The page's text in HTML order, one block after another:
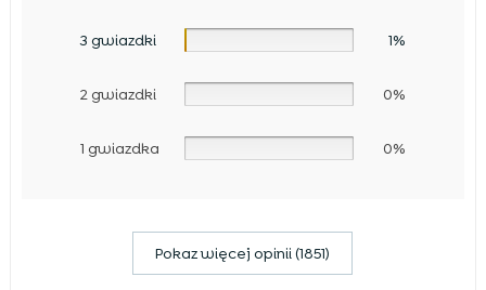
3 gwiazdki 1%
2 gwiazdki 0%
1 gwiazdka 0%
Pokaz więcej opinii (1851)